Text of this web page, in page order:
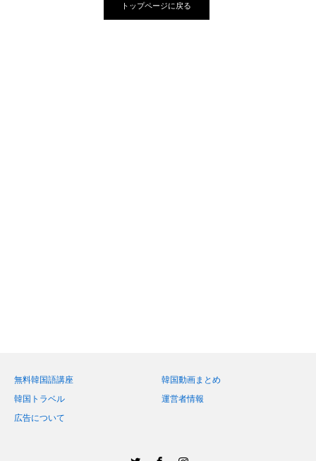
トップページに戻る
無料韓国語講座
韓国動画まとめ
韓国トラベル
運営者情報
広告について